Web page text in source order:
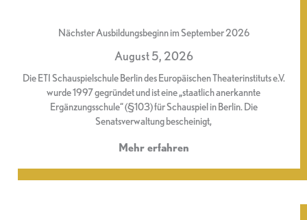
Nächster Ausbildungsbeginn im September 2026
August 5, 2026
Die ETI Schauspielschule Berlin des Europäischen Theaterinstituts e.V.
wurde 1997 gegründet und ist eine „staatlich anerkannte
Ergänzungsschule“ (§103) für Schauspiel in Berlin. Die
Senatsverwaltung bescheinigt,
Mehr erfahren